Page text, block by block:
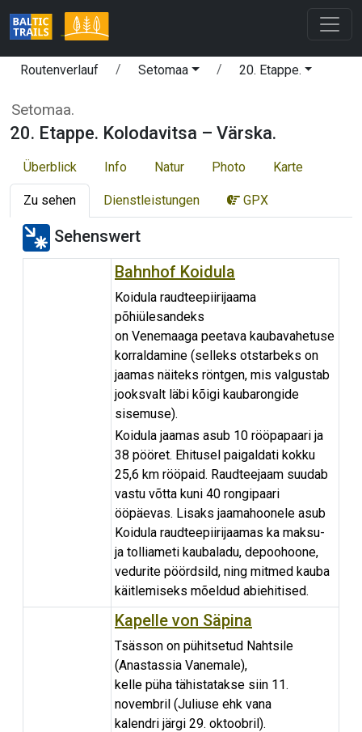
Routenverlauf Setomaa 20. Etappe.
Setomaa.
20. Etappe. Kolodavitsa – Värska.
Überblick Info Natur Photo Karte
Zu sehen Dienstleistungen GPX
Sehenswert
Bahnhof Koidula
Koidula raudteepiirijaama
põhiülesandeks
on Venemaaga peetava kaubavahetuse
korraldamine (selleks otstarbeks on
jaamas näiteks röntgen, mis valgustab
jooksvalt läbi kõigi kaubarongide
sisemuse).
Koidula jaamas asub 10 rööpapaari ja
38 pööret. Ehitusel paigaldati kokku
25,6 km rööpaid. Raudteejaam suudab
vastu võtta kuni 40 rongipaari
ööpäevas. Lisaks jaamahoonele asub
Koidula raudteepiirijaamas ka maksu-
ja tolliameti kaubaladu, depoohoone,
vedurite pöördsild, ning mitmed kauba
käitlemiseks mõeldud abiehitised.
Kapelle von Säpina
Tsässon on pühitsetud Nahtsile
(Anastassia Vanemale),
kelle püha tähistatakse siin 11.
novembril (Juliuse ehk vana
kalendri järgi 29. oktoobril).